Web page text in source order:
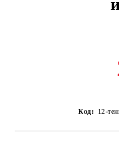
Код: 12-